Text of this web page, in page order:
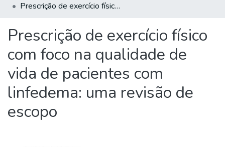
All of DSpace
Prescrição de exercício físico com foco na qualidade de vida de pacientes com linfedema: uma revisão de escopo
Prescrição de exercício físico
com foco na qualidade de
vida de pacientes com
linfedema: uma revisão de
escopo